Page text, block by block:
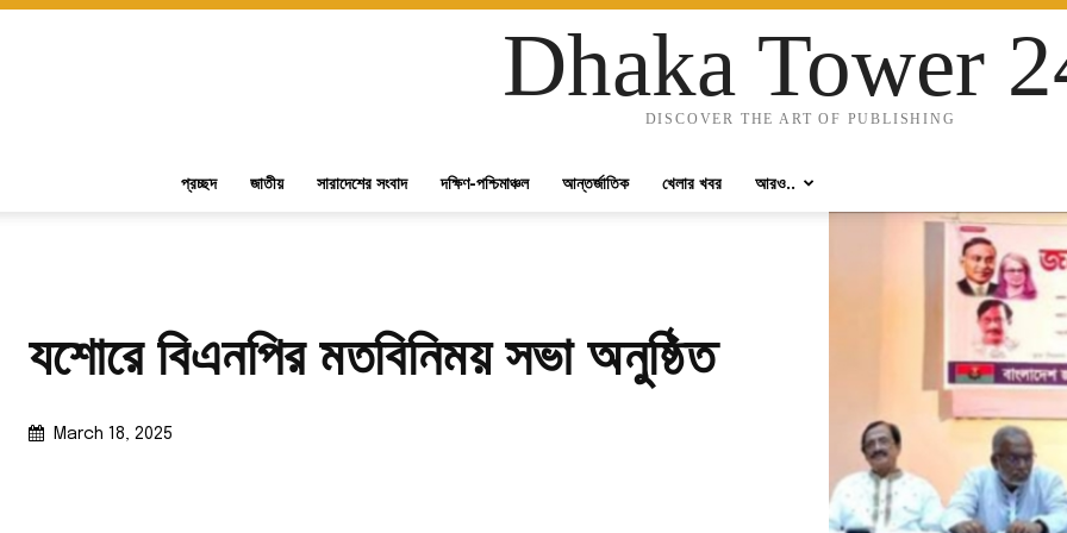
Dhaka Tower
DISCOVER THE ART OF PUBLISHING
প্রচ্ছদ জাতীয় সারাদেশের সংবাদ দক্ষিণ-পশ্চিমাঞ্চল আন্তর্জাতিক খেলার খবর আরও..
যশোরে বিএনপির মতবিনিময় সভা অনুষ্ঠিত
March 18, 2025